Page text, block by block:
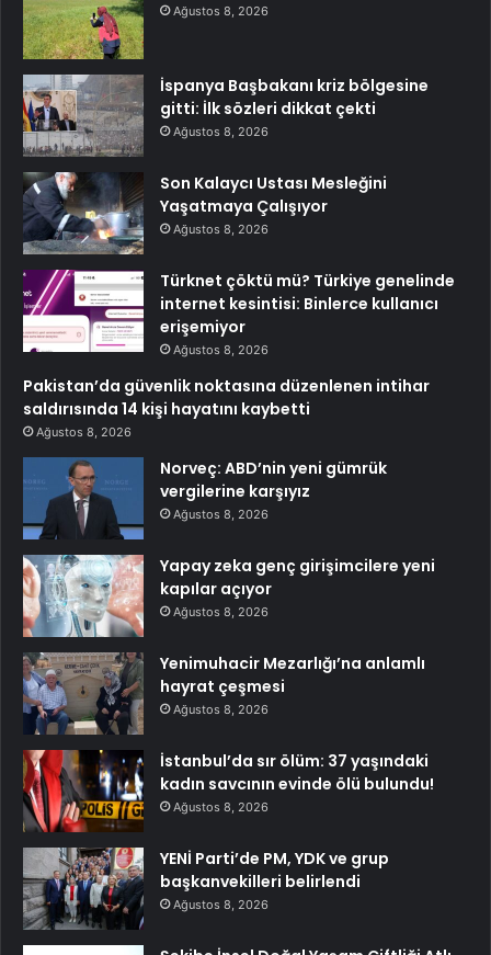
Ağustos 8, 2026
İspanya Başbakanı kriz bölgesine
gitti: İlk sözleri dikkat çekti
Ağustos 8, 2026
Son Kalaycı Ustası Mesleğini
Yaşatmaya Çalışıyor
Ağustos 8, 2026
Türknet çöktü mü? Türkiye genelinde
internet kesintisi: Binlerce kullanıcı
erişemiyor
Ağustos 8, 2026
Pakistan’da güvenlik noktasına düzenlenen intihar
saldırısında 14 kişi hayatını kaybetti
Ağustos 8, 2026
Norveç: ABD’nin yeni gümrük
vergilerine karşıyız
Ağustos 8, 2026
Yapay zeka genç girişimcilere yeni
kapılar açıyor
Ağustos 8, 2026
Yenimuhacir Mezarlığı’na anlamlı
hayrat çeşmesi
Ağustos 8, 2026
İstanbul’da sır ölüm: 37 yaşındaki
kadın savcının evinde ölü bulundu!
Ağustos 8, 2026
YENİ Parti’de PM, YDK ve grup
başkanvekilleri belirlendi
Ağustos 8, 2026